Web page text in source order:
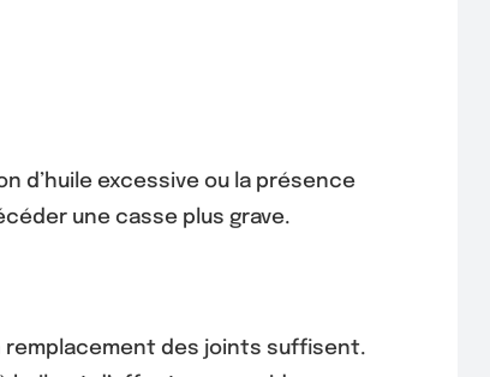
d’huile excessive ou la présence
une casse plus grave.
remplacement des joints suffisent.